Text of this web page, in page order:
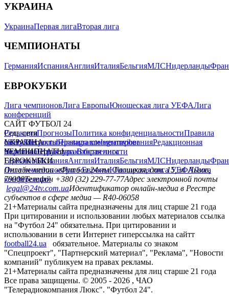
УКРАИНА
УкраинаПервая лигаВторая лига
ЧЕМПИОНАТЫ
ГерманияИспанияАнглияИталияБельгияМЛСНидерланды
ЕВРОКУБКИ
Лига чемпионовЛига ЕвропыЮношеская лига УЕФАЛига
конференций
САЙТ ФУТБОЛ 24
РедакцияПрогнозыПолитика конфиденциальностиПравила
сайтуКонтактыПравила комментированияРедакционная
политикаСтруктура собственности
Соц. сети
facebookxyoutubeinstagramtelegramviber
УКРАИНА
УкраинаПервая лигаВторая лига
ЧЕМПИОНАТЫ
ГерманияИспанияАнглияИталияБельгияМЛСНидерланды
ЕВРОКУБКИ
Лига чемпионовЛига ЕвропыЮношеская лига УЕФАЛига
конференций
Онлайн-медиа «Футбол 24»пл. Галицкая, дом. 15, м. Львов,
79008Телефон +380 (32) 229-77-77Адрес электронной почты
legal@24tv.com.uaИдентификатор онлайн-медиа в Реестре
субъектов в сфере медиа — R40-06058
21+Материалы сайта предназначены для лиц старше 21 года
При цитировании и использовании любых материалов ссылка
на "Футбол 24" обязательна. При цитировании и
использовании в сети Интернет гиперссылка на сайтт
football24.ua
обязательное. Материалы со знаком
"Спецпроект", "Партнерский материал", "Реклама", "Новости
компаний" публикуем на правах рекламы.
21+Материалы сайта предназначены для лиц старше 21 года
Все права защищены. © 2005 - 2026 , ЧАО
"Телерадиокомпания Люкс". "Футбол 24".